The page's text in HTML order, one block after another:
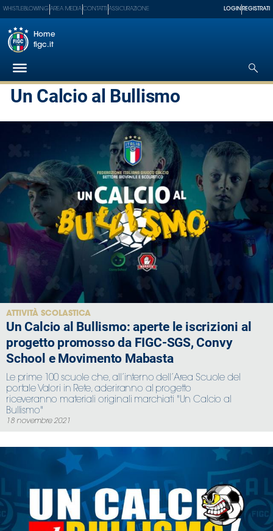
Partner
Tecnici
SGS
Paralimpico
A
Women
B
Femminile
Museo
del
Calcio
Shop
I
partner
delle
Assicurazione
Cerca
WHISTLEBLOWING AREA MEDIA CONTATTI ASSICURAZIONE LOGIN REGISTRATI
Home
figc.it
Un Calcio al Bullismo
ATTIVITÀ SCOLASTICA
Un Calcio al Bullismo: aperte le iscrizioni al
progetto promosso da FIGC-SGS, Convy
School e Movimento Mabasta
Le prime 100 scuole che, all’interno dell’Area Scuole del
portale Valori in Rete, aderiranno al progetto
riceveranno materiali originali marchiati "Un Calcio al
Bullismo"
18 novembre 2021